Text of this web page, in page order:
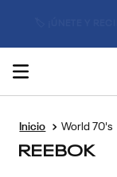
World 70's
REEBOK